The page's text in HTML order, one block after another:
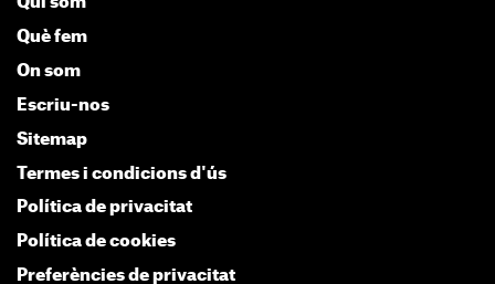
Què fem
On som
Escriu-nos
Sitemap
Termes i condicions d'ús
Política de privacitat
Política de cookies
Preferències de privacitat